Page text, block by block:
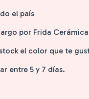
el país
por Frida
el color que te
entre 5 y 7 días.